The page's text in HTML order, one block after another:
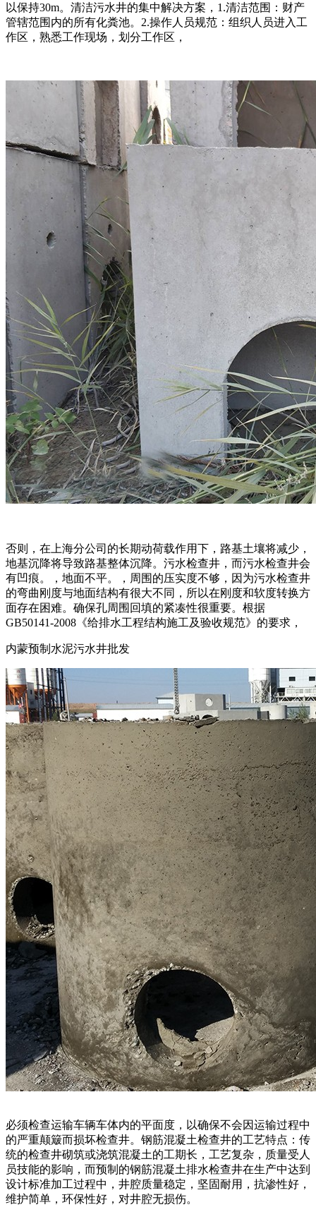
以保持30m。清洁污水井的集中解决方案，1.清洁范围：财产
管辖范围内的所有化粪池。2.操作人员规范：组织人员进入工
作区，熟悉工作现场，划分工作区，
否则，在上海分公司的长期动荷载作用下，路基土壤将减少，
地基沉降将导致路基整体沉降。污水检查井，而污水检查井会
有凹痕。，地面不平。，周围的压实度不够，因为污水检查井
的弯曲刚度与地面结构有很大不同，所以在刚度和软度转换方
面存在困难。确保孔周围回填的紧凑性很重要。根据
GB50141-2008《给排水工程结构施工及验收规范》的要求，
内蒙预制水泥污水井批发
必须检查运输车辆车体内的平面度，以确保不会因运输过程中
的严重颠簸而损坏检查井。钢筋混凝土检查井的工艺特点：传
统的检查井砌筑或浇筑混凝土的工期长，工艺复杂，质量受人
员技能的影响，而预制的钢筋混凝土排水检查井在生产中达到
设计标准加工过程中，井腔质量稳定，坚固耐用，抗渗性好，
维护简单，环保性好，对井腔无损伤。